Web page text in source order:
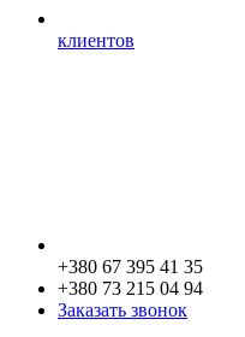
клиентов
+380 67 395 41 35
+380 73 215 04 94
Заказать звонок